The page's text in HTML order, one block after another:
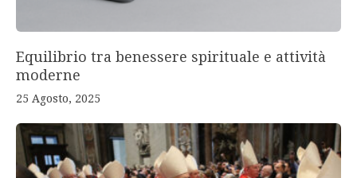
Equilibrio tra benessere spirituale e attività
moderne
25 Agosto, 2025